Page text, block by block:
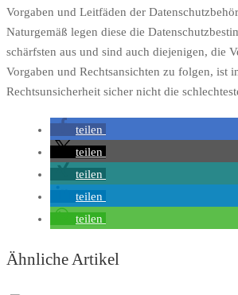
Vorgaben und Leitfäden der
Naturgemäß legen diese die
schärfsten aus und sind auch diejenigen, die
Vorgaben und Rechtsansichten zu folgen, ist
Rechtsunsicherheit sicher nicht die
teilen
teilen
teilen
teilen
teilen
Ähnliche Artikel